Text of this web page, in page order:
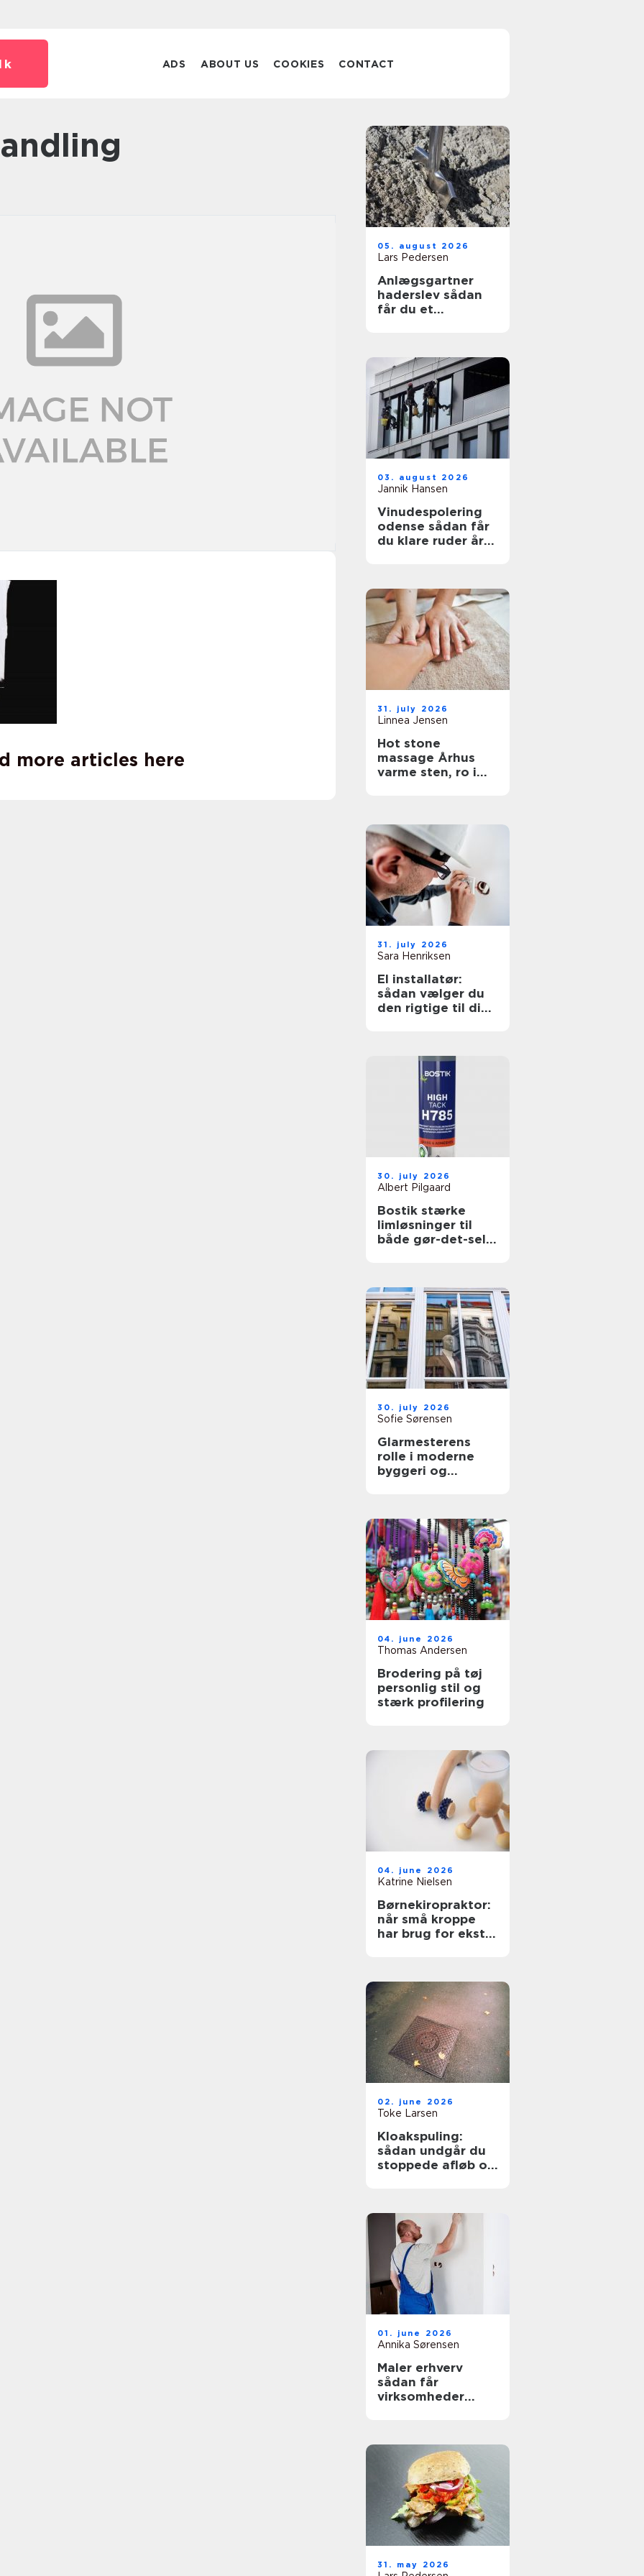
ADS ABOUT US COOKIES CONTACT
more articles here
05. august 2026
Lars Pedersen
Anlægsgartner
haderslev sådan
får du et
03. august 2026
Jannik Hansen
Vinudespolering
odense sådan får
du klare ruder året
31. july 2026
Linnea Jensen
Hot stone
massage Århus
varme sten, ro i
31. july 2026
Sara Henriksen
El installatør:
sådan vælger du
den rigtige til dine
30. july 2026
Albert Pilgaard
Bostik stærke
limløsninger til
både gør-det-selv
30. july 2026
Sofie Sørensen
Glarmesterens
rolle i moderne
byggeri og
04. june 2026
Thomas Andersen
Brodering på tøj
personlig stil og
stærk profilering
04. june 2026
Katrine Nielsen
Børnekiropraktor:
når små kroppe
har brug for ekstra
02. june 2026
Toke Larsen
Kloakspuling:
sådan undgår du
stoppede afløb og
01. june 2026
Annika Sørensen
Maler erhverv
sådan får
virksomheder
31. may 2026